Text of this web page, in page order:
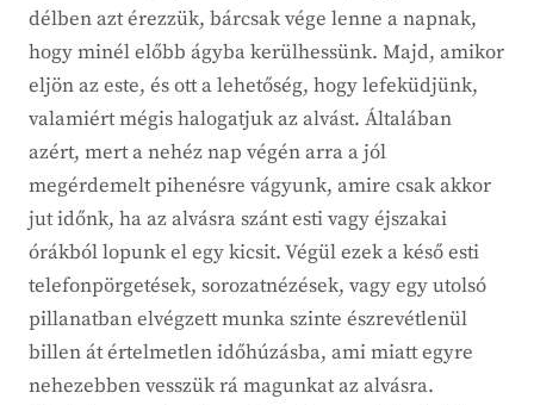
délben azt érezzük, bárcsak vége lenne a napnak,
hogy minél előbb ágyba kerülhessünk. Majd, amikor
eljön az este, és ott a lehetőség, hogy lefeküdjünk,
valamiért mégis halogatjuk az alvást. Általában
azért, mert a nehéz nap végén arra a jól
megérdemelt pihenésre vágyunk, amire csak akkor
jut időnk, ha az alvásra szánt esti vagy éjszakai
órákból lopunk el egy kicsit. Végül ezek a késő esti
telefonpörgetések, sorozatnézések, vagy egy utolsó
pillanatban elvégzett munka szinte észrevétlenül
billen át értelmetlen időhúzásba, ami miatt egyre
nehezebben vesszük rá magunkat az alvásra.